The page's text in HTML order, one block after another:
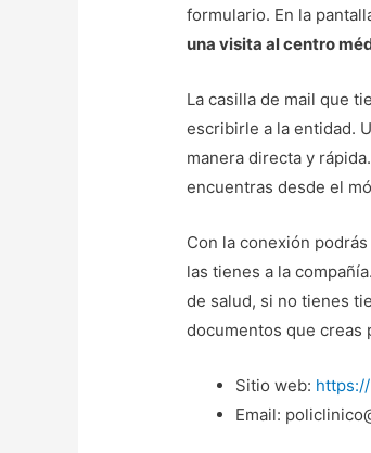
formulario. En la
una visita al centro
La casilla de mail que
escribirle a la entidad.
manera directa y
encuentras desde el
Con la conexión
las tienes a la
de salud, si no tienes
documentos que creas
Sitio web:
Email: